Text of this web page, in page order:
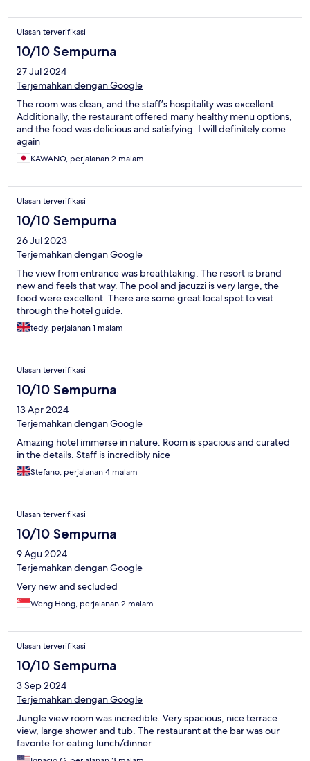
Ulasan terverifikasi
10/10 Sempurna
27 Jul 2024
Terjemahkan dengan Google
The room was clean, and the staff’s hospitality was excellent.
Additionally, the restaurant offered many healthy menu options,
and the food was delicious and satisfying. I will definitely come
again
KAWANO, perjalanan 2 malam
Ulasan terverifikasi
10/10 Sempurna
26 Jul 2023
Terjemahkan dengan Google
The view from entrance was breathtaking. The resort is brand
new and feels that way. The pool and jacuzzi is very large, the
food were excellent. There are some great local spot to visit
through the hotel guide.
tedy, perjalanan 1 malam
Ulasan terverifikasi
10/10 Sempurna
13 Apr 2024
Terjemahkan dengan Google
Amazing hotel immerse in nature. Room is spacious and curated
in the details. Staff is incredibly nice
Stefano, perjalanan 4 malam
Ulasan terverifikasi
10/10 Sempurna
9 Agu 2024
Terjemahkan dengan Google
Very new and secluded
Weng Hong, perjalanan 2 malam
Ulasan terverifikasi
10/10 Sempurna
3 Sep 2024
Terjemahkan dengan Google
Jungle view room was incredible. Very spacious, nice terrace
view, large shower and tub. The restaurant at the bar was our
favorite for eating lunch/dinner.